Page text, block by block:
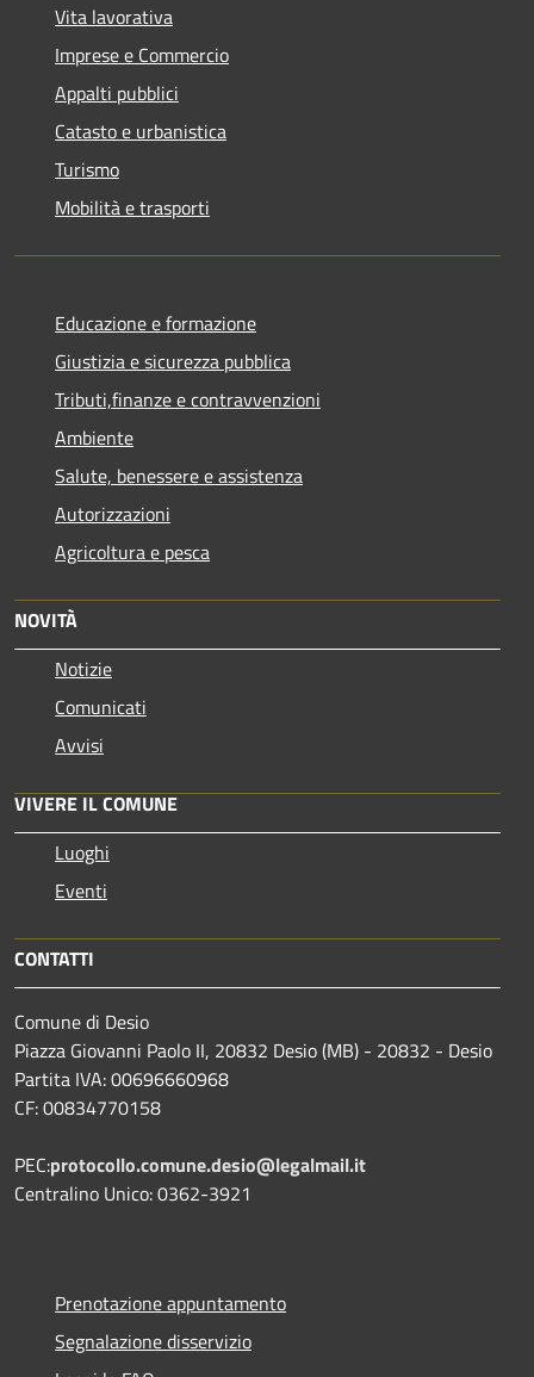
Vita lavorativa
Imprese e Commercio
Appalti pubblici
Catasto e urbanistica
Turismo
Mobilità e trasporti
Educazione e formazione
Giustizia e sicurezza pubblica
Tributi,finanze e contravvenzioni
Ambiente
Salute, benessere e assistenza
Autorizzazioni
Agricoltura e pesca
NOVITÀ
Notizie
Comunicati
Avvisi
VIVERE IL COMUNE
Luoghi
Eventi
CONTATTI
Comune di Desio
Piazza Giovanni Paolo II, 20832 Desio (MB) - 20832 - Desio
Partita IVA: 00696660968
CF: 00834770158
PEC:protocollo.comune.desio@legalmail.it
Centralino Unico: 0362-3921
Prenotazione appuntamento
Segnalazione disservizio